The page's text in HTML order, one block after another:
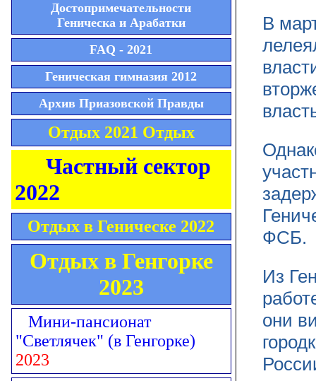
Достопримечательности
Геническа и Арабатки
FAQ - 2021
Геническая гимназия 2012
Архив Приазовской Правды
Отдых 2021 Отдых
Частный сектор
2022
Отдых в Геническе 2022
Отдых в Генгорке
2023
Мини-пансионат
"Светлячек" (в Генгорке)
2023
В
ФСБ.
Из
они